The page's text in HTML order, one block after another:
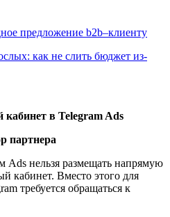
предложение b2b–клиенту
как не слить бюджет из-
в Telegram Ads
партнера
Ads нельзя размещать напрямую
кабинет. Вместо этого для
требуется обращаться к